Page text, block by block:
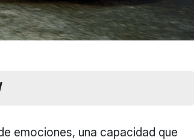
emociones, una capacidad que